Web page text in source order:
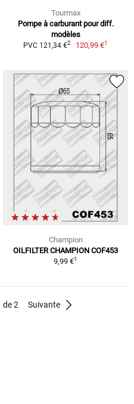
Tourmax
Pompe à carburant pour diff.
modèles
PVC 121,34 €2 120,99 €1
Champion
OILFILTER CHAMPION COF453
9,99 €1
de 2 Suivante